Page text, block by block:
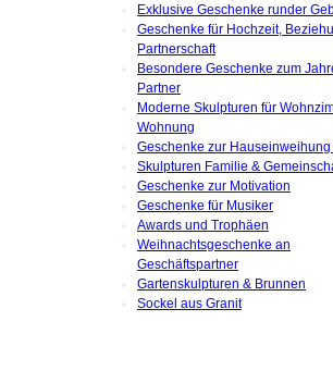
Exklusive Geschenke runder
Geschenke für Hochzeit,
Partnerschaft
Besondere Geschenke zum
Partner
Moderne Skulpturen für
Wohnung
Geschenke zur Hauseinweihung
Skulpturen Familie &
Geschenke zur Motivation
Geschenke für Musiker
Awards und Trophäen
Weihnachtsgeschenke an
Geschäftspartner
Gartenskulpturen & Brunnen
Sockel aus Granit